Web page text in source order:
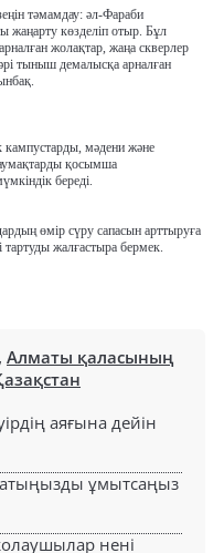
тәмамдау: әл-Фараби
жаңарту көзделіп отыр. Бұл
жолақтар, жаңа скверлер
тыныш демалысқа арналған
кампустарды, мәдени және
қосымша
береді.
өмір сүру сапасын арттыруға
тартуды жалғастыра бермек.
, Алматы қаласының
аяғына дейін
ұмытсаңыз
нені